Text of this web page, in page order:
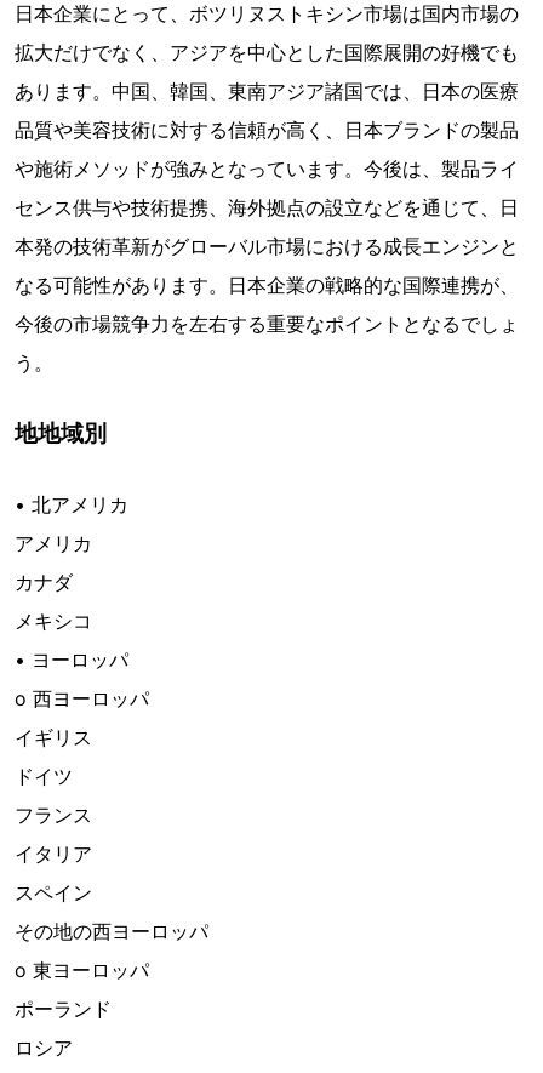
日本企業にとって、ボツリヌストキシン市場は国内市場の
拡大だけでなく、アジアを中心とした国際展開の好機でも
あります。中国、韓国、東南アジア諸国では、日本の医療
品質や美容技術に対する信頼が高く、日本ブランドの製品
や施術メソッドが強みとなっています。今後は、製品ライ
センス供与や技術提携、海外拠点の設立などを通じて、日
本発の技術革新がグローバル市場における成長エンジンと
なる可能性があります。日本企業の戦略的な国際連携が、
今後の市場競争力を左右する重要なポイントとなるでしょ
う。
地地域別
• 北アメリカ
アメリカ
カナダ
メキシコ
• ヨーロッパ
o 西ヨーロッパ
イギリス
ドイツ
フランス
イタリア
スペイン
その地の西ヨーロッパ
o 東ヨーロッパ
ポーランド
ロシア